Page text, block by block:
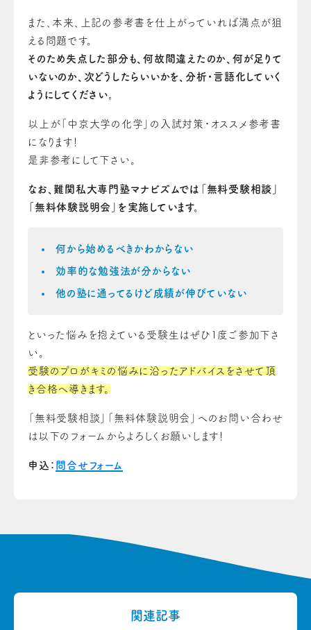
また、本来、上記の参考書を仕上がっていれば満点が狙
える問題です。
そのため失点した部分も、何故間違えたのか、何が足りて
いないのか、次どうしたらいいかを、分析・言語化していく
ようにしてください。
以上が「中京大学の化学」の入試対策・オススメ参考書
になります！
是非参考にして下さい。
なお、難関私大専門塾マナビズムでは「無料受験相談」
「無料体験説明会」を実施しています。
何から始めるべきかわからない
効率的な勉強法が分からない
他の塾に通ってるけど成績が伸びていない
といった悩みを抱えている受験生はぜひ1度ご参加下さ
い。
受験のプロがキミの悩みに沿ったアドバイスをさせて頂
き合格へ導きます。
「無料受験相談」「無料体験説明会」へのお問い合わせ
は以下のフォームからよろしくお願いします！
申込： 問合せフォーム
関連記事